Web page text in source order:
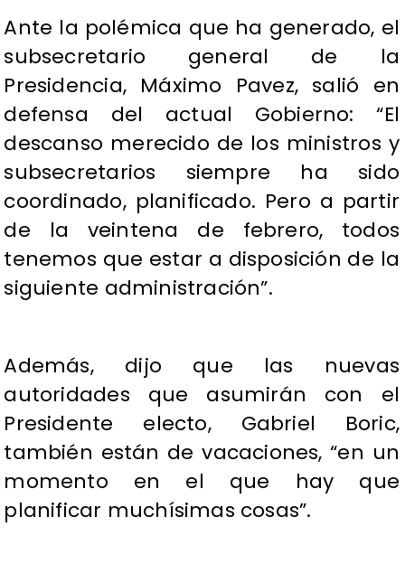
Ante la polémica que ha generado, el
subsecretario general de la
Presidencia, Máximo Pavez, salió en
defensa del actual Gobierno: “El
descanso merecido de los ministros y
subsecretarios siempre ha sido
coordinado, planificado. Pero a partir
de la veintena de febrero, todos
tenemos que estar a disposición de la
siguiente administración”.
Además, dijo que las nuevas
autoridades que asumirán con el
Presidente electo, Gabriel Boric,
también están de vacaciones, “en un
momento en el que hay que
planificar muchísimas cosas”.